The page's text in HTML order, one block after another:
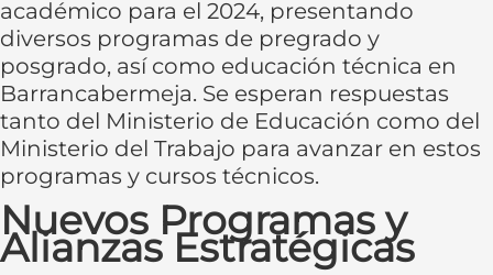
académico para el 2024, presentando
diversos programas de pregrado y
posgrado, así como educación técnica en
Barrancabermeja. Se esperan respuestas
tanto del Ministerio de Educación como del
Ministerio del Trabajo para avanzar en estos
programas y cursos técnicos.
Nuevos Programas y
Alianzas Estratégicas